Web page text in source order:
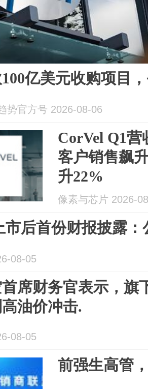
亿美元收购项目
势官方号 2026-08-06
CorVel Q1
客户销售飙
升22%
像素与芯片 2026-
市后首份财报披露
08-05
席财务官表示，旗
油价冲击.
08-05
前强生高管